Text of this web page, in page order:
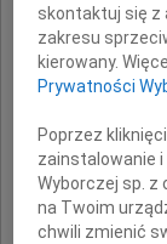
skontaktuj się z
zakresu
kierowany.
Prywatności
Poprzez
zainstalowanie
Wyborczej sp. z
na Twoim
chwili zmienić